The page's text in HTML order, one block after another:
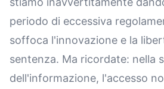
periodo di eccessiva
soffoca l'innovazione e la
sentenza. Ma ricordate: nella
dell'informazione, l'accesso